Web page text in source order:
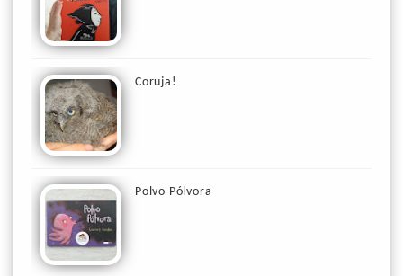
Coruja!
Polvo Pólvora